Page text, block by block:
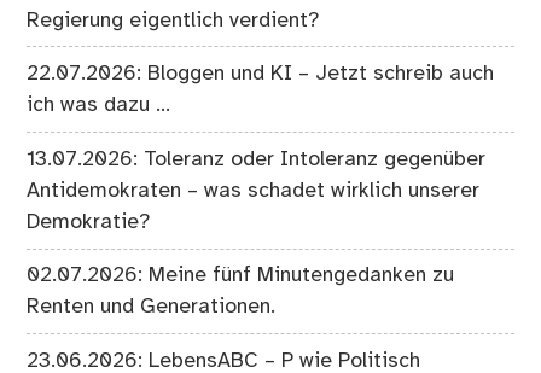
Regierung eigentlich verdient?
22.07.2026: Bloggen und KI – Jetzt schreib auch
ich was dazu …
13.07.2026: Toleranz oder Intoleranz gegenüber
Antidemokraten – was schadet wirklich unserer
Demokratie?
02.07.2026: Meine fünf Minutengedanken zu
Renten und Generationen.
23.06.2026: LebensABC – P wie Politisch